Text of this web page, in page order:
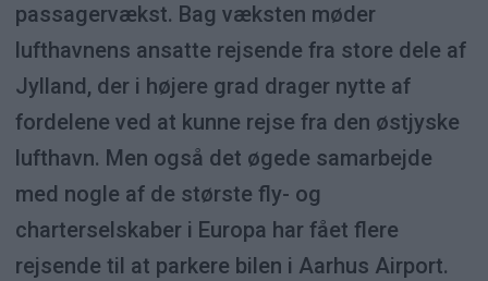
passagervækst. Bag væksten møder
lufthavnens ansatte rejsende fra store dele af
Jylland, der i højere grad drager nytte af
fordelene ved at kunne rejse fra den østjyske
lufthavn. Men også det øgede samarbejde
med nogle af de største fly- og
charterselskaber i Europa har fået flere
rejsende til at parkere bilen i Aarhus Airport.